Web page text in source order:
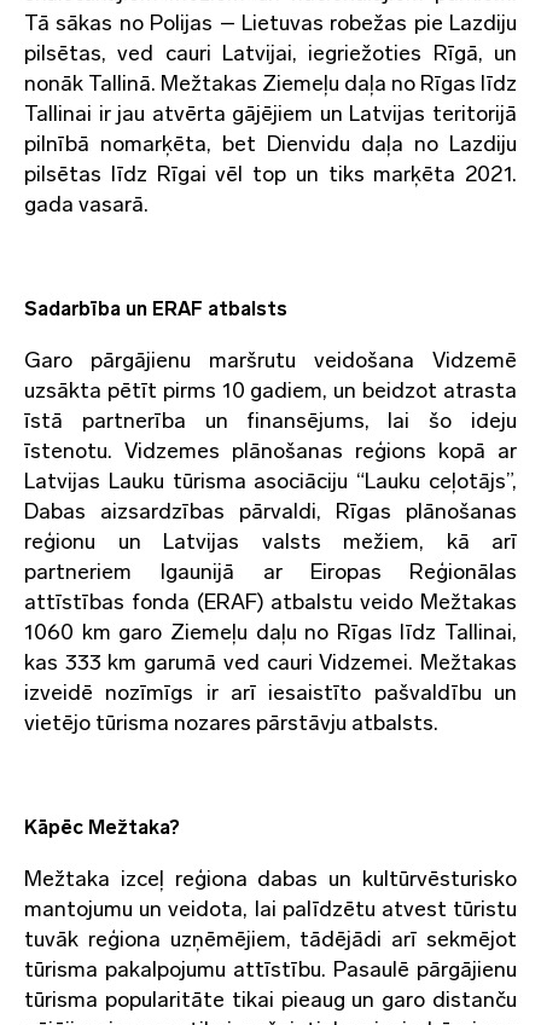
Tā sākas no Polijas – Lietuvas robežas pie Lazdiju
pilsētas, ved cauri Latvijai, iegriežoties Rīgā, un
nonāk Tallinā. Mežtakas Ziemeļu daļa no Rīgas līdz
Tallinai ir jau atvērta gājējiem un Latvijas teritorijā
pilnībā nomarķēta, bet Dienvidu daļa no Lazdiju
pilsētas līdz Rīgai vēl top un tiks marķēta 2021.
gada vasarā.
Sadarbība un ERAF atbalsts
Garo pārgājienu maršrutu veidošana Vidzemē
uzsākta pētīt pirms 10 gadiem, un beidzot atrasta
īstā partnerība un finansējums, lai šo ideju
īstenotu. Vidzemes plānošanas reģions kopā ar
Latvijas Lauku tūrisma asociāciju “Lauku ceļotājs”,
Dabas aizsardzības pārvaldi, Rīgas plānošanas
reģionu un Latvijas valsts mežiem, kā arī
partneriem Igaunijā ar Eiropas Reģionālas
attīstības fonda (ERAF) atbalstu veido Mežtakas
1060 km garo Ziemeļu daļu no Rīgas līdz Tallinai,
kas 333 km garumā ved cauri Vidzemei. Mežtakas
izveidē nozīmīgs ir arī iesaistīto pašvaldību un
vietējo tūrisma nozares pārstāvju atbalsts.
Kāpēc Mežtaka?
Mežtaka izceļ reģiona dabas un kultūrvēsturisko
mantojumu un veidota, lai palīdzētu atvest tūristu
tuvāk reģiona uzņēmējiem, tādējādi arī sekmējot
tūrisma pakalpojumu attīstību. Pasaulē pārgājienu
tūrisma popularitāte tikai pieaug un garo distanču